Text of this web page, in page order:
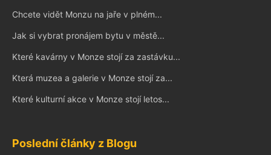
Chcete vidět Monzu na jaře v plném...
Jak si vybrat pronájem bytu v městě...
Které kavárny v Monze stojí za zastávku...
Která muzea a galerie v Monze stojí za...
Které kulturní akce v Monze stojí letos...
Poslední články z Blogu